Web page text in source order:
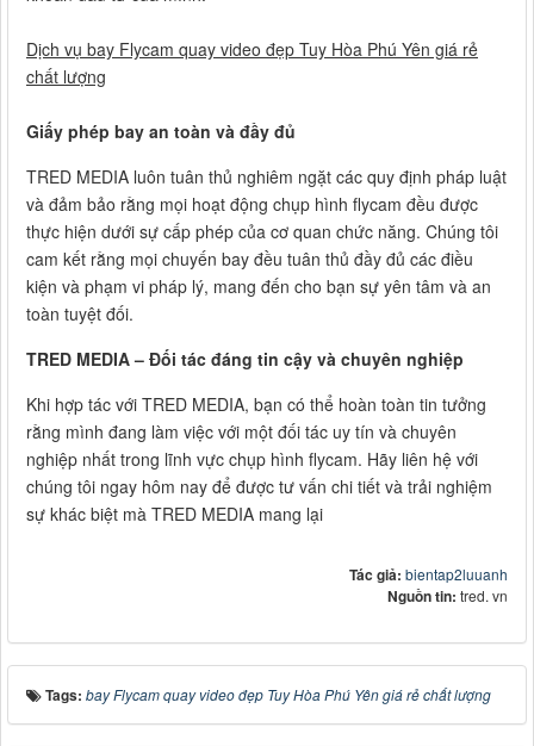
Dịch vụ bay Flycam quay video đẹp Tuy Hòa Phú Yên giá rẻ
chất lượng
Giấy phép bay an toàn và đầy đủ
TRED MEDIA luôn tuân thủ nghiêm ngặt các quy định pháp luật
và đảm bảo rằng mọi hoạt động chụp hình flycam đều được
thực hiện dưới sự cấp phép của cơ quan chức năng. Chúng tôi
cam kết rằng mọi chuyến bay đều tuân thủ đầy đủ các điều
kiện và phạm vi pháp lý, mang đến cho bạn sự yên tâm và an
toàn tuyệt đối.
TRED MEDIA – Đối tác đáng tin cậy và chuyên nghiệp
Khi hợp tác với TRED MEDIA, bạn có thể hoàn toàn tin tưởng
rằng mình đang làm việc với một đối tác uy tín và chuyên
nghiệp nhất trong lĩnh vực chụp hình flycam. Hãy liên hệ với
chúng tôi ngay hôm nay để được tư vấn chi tiết và trải nghiệm
sự khác biệt mà TRED MEDIA mang lại
Tác giả: bientap2luuanh
Nguồn tin: tred. vn
Tags: bay Flycam quay video đẹp Tuy Hòa Phú Yên giá rẻ chất lượng